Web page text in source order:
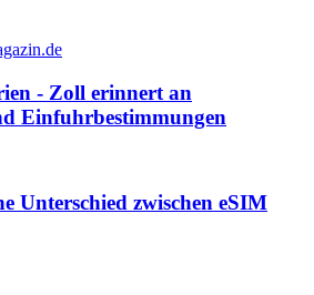
- Zoll erinnert an
Einfuhrbestimmungen
Unterschied zwischen eSIM